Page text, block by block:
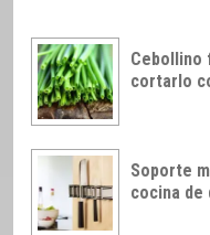
Cebollino
cortarlo
Soporte
cocina de